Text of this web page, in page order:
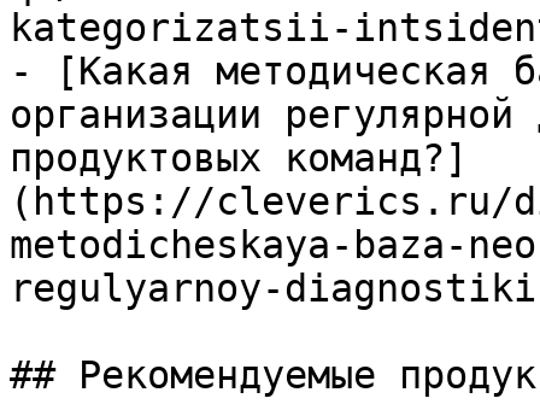
kategorizatsii-
- [Какая методическая
организации
продуктовых команд?]
(https://cleverics.ru/
metodicheskaya-baza-
regulyarnoy-
## Рекомендуемые